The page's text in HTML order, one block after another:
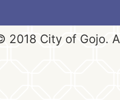
2018 City of Gojo.